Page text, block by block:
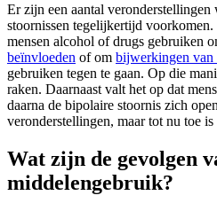
Er zijn een aantal veronderstellingen
stoornissen tegelijkertijd
mensen alcohol of drugs gebruiken
beïnvloeden of om bijwerkingen van
gebruiken tegen te gaan. Op die
raken. Daarnaast valt het op dat
daarna de bipolaire stoornis zich
veronderstellingen, maar tot nu toe is
Wat zijn de gevolgen
middelengebruik?